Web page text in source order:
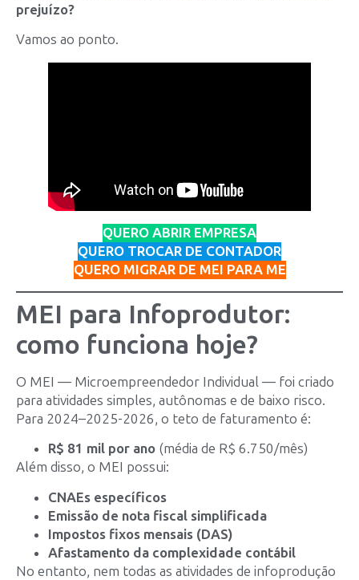
prejuízo?
Vamos ao ponto.
QUERO ABRIR EMPRESA
QUERO TROCAR DE CONTADOR
QUERO MIGRAR DE MEI PARA ME
MEI para Infoprodutor:
como funciona hoje?
O MEI — Microempreendedor Individual — foi criado
para atividades simples, autônomas e de baixo risco.
Para 2024–2025-2026, o teto de faturamento é:
R$ 81 mil por ano (média de R$ 6.750/mês)
Além disso, o MEI possui:
CNAEs específicos
Emissão de nota fiscal simplificada
Impostos fixos mensais (DAS)
Afastamento da complexidade contábil
No entanto, nem todas as atividades de infoprodução